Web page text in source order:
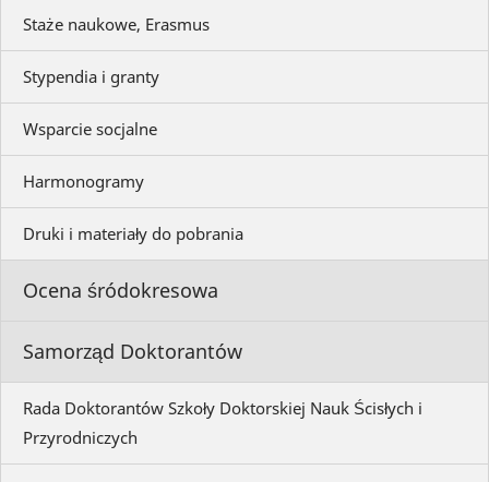
Staże naukowe, Erasmus
Stypendia i granty
Wsparcie socjalne
Harmonogramy
Druki i materiały do pobrania
Ocena śródokresowa
Samorząd Doktorantów
Rada Doktorantów Szkoły Doktorskiej Nauk Ścisłych i
Przyrodniczych